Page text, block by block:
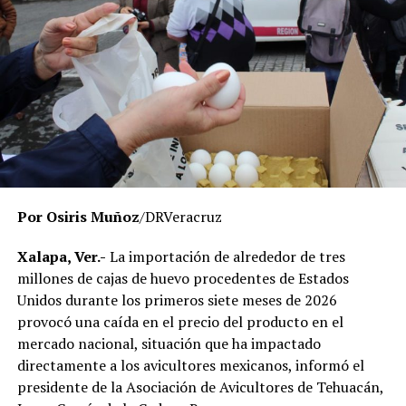
universidad opere bajo criterios de legalidad, eficiencia y
transparencia, privilegiando el servicio que se brinda a
miles de estudiantes en la entidad.
El Gobierno del Estado ha reiterado que las
investigaciones se desarrollan con apego a la ley y
respetando el debido proceso, por lo que hasta el
momento no existe una determinación definitiva sobre
responsabilidades individuales.
señalaron que un grupo de profesores ha manifestado
su inconformidad con el proceso de revisión, al
considerar que las investigaciones podrían afectar
intereses al interior de la institución.
De acuerdo con esos testimonios, el grupo identificado
comoMovimiento Estatal UPAV, integrado
Por Osiris Muñoz/DRVeracruz
Xalapa, Ver.- La importación de alrededor de tres
millones de cajas de huevo procedentes de Estados
Unidos durante los primeros siete meses de 2026
provocó una caída en el precio del producto en el
mercado nacional, situación que ha impactado
directamente a los avicultores mexicanos, informó el
presidente de la Asociación de Avicultores de Tehuacán,